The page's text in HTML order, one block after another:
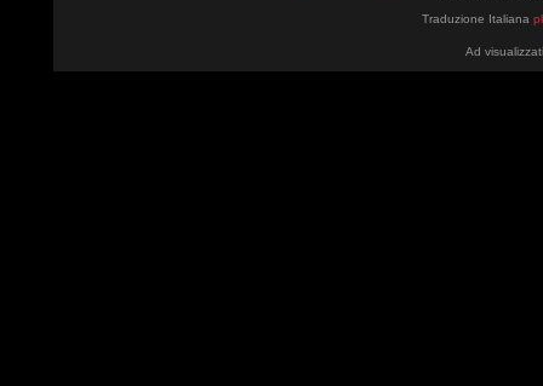
Traduzione Italiana
Ad